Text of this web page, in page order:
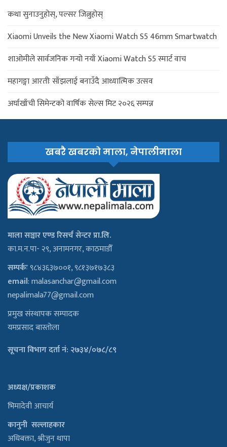
कथा सुनाउनुहोस्, पल्सर जित्नुहोस्
Xiaomi Unveils the New Xiaomi Watch S5 46mm Smartwatch
शाओमीले सार्वजनिक गर्‍यो नयाँ Xiaomi Watch S5 स्मार्ट वाच
महागङ्गा आरतीः साँझलाई बनाउँदै आध्यात्मिक उत्सव
अर्घाखाँची सिमेन्टको वार्षिक सेल्स मिट २०२६ सम्पन्न
खबरै खबरको माला, नेपालीमाला
माला सञ्चार एण्ड रिसर्च सेन्टर प्रा.लि.
का.म.न.पा- २९, अनामनगर, काठमाडौँ
सम्पर्कः९८४३६३७००१, ९८१३७१७३८३
email:malasanchar@gmail.com
nepalimala77@gmail.com
प्रमुख संस्थापक सम्पादक
यमप्रसाद बास्तोला
सूचना विभाग दर्ता नं: २७३४/०७८/८९
अध्यक्ष/प्रकाशक
भिमादेवी आचार्य
कानुनी सल्लाहकार
अधिबक्ता, श्रीजुन थापा